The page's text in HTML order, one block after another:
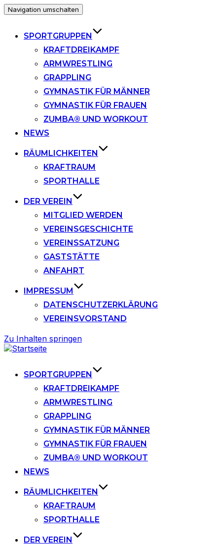
Navigation umschalten
SPORTGRUPPEN
KRAFTDREIKAMPF
ARMWRESTLING
GRAPPLING
GYMNASTIK FÜR MÄNNER
GYMNASTIK FÜR FRAUEN
ZUMBA® UND WORKOUT
NEWS
RÄUMLICHKEITEN
KRAFTRAUM
SPORTHALLE
DER VEREIN
MITGLIED WERDEN
VEREINSGESCHICHTE
VEREINSSATZUNG
GASTSTÄTTE
ANFAHRT
IMPRESSUM
DATENSCHUTZERKLÄRUNG
VEREINSVORSTAND
Zu Inhalten springen
SPORTGRUPPEN
KRAFTDREIKAMPF
ARMWRESTLING
GRAPPLING
GYMNASTIK FÜR MÄNNER
GYMNASTIK FÜR FRAUEN
ZUMBA® UND WORKOUT
NEWS
RÄUMLICHKEITEN
KRAFTRAUM
SPORTHALLE
DER VEREIN